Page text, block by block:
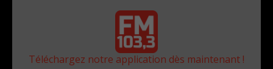
Téléchargez notre application dès maintenant !